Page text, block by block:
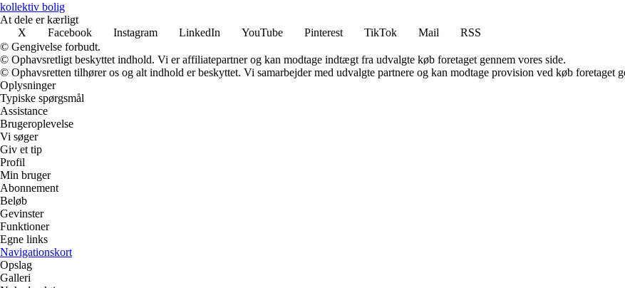
kollektiv bolig
At dele er kærligt
X
Facebook Instagram LinkedIn YouTube Pinterest TikTok Mail
RSS
© Gengivelse forbudt.
© Ophavsretligt beskyttet indhold. Vi er affiliatepartner og kan modtage indtægt fra udvalgte køb foretaget gennem vores side.
© Ophavsretten tilhører os og alt indhold er beskyttet. Vi samarbejder med udvalgte partnere og kan modtage provision ved køb foretaget
Oplysninger
Typiske spørgsmål
Assistance
Brugeroplevelse
Vi søger
Giv et tip
Profil
Min bruger
Abonnement
Beløb
Gevinster
Funktioner
Egne links
Navigationskort
Opslag
Galleri